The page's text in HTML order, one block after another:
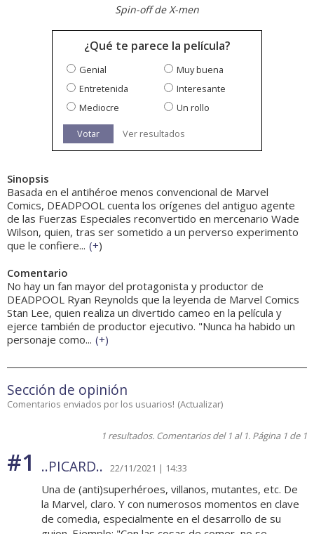
Spin-off de X-men
¿Qué te parece la película?
Genial
Muy buena
Entretenida
Interesante
Mediocre
Un rollo
Votar Ver resultados
Sinopsis
Basada en el antihéroe menos convencional de Marvel
Comics, DEADPOOL cuenta los orígenes del antiguo agente
de las Fuerzas Especiales reconvertido en mercenario Wade
Wilson, quien, tras ser sometido a un perverso experimento
que le confiere... (+)
Comentario
No hay un fan mayor del protagonista y productor de
DEADPOOL Ryan Reynolds que la leyenda de Marvel Comics
Stan Lee, quien realiza un divertido cameo en la película y
ejerce también de productor ejecutivo. "Nunca ha habido un
personaje como... (+)
Sección de opinión
Comentarios enviados por los usuarios! (Actualizar)
1 resultados. Comentarios del 1 al 1. Página 1 de 1
#1 ..PICARD.. 22/11/2021 | 14:33
Una de (anti)superhéroes, villanos, mutantes, etc. De
la Marvel, claro. Y con numerosos momentos en clave
de comedia, especialmente en el desarrollo de su